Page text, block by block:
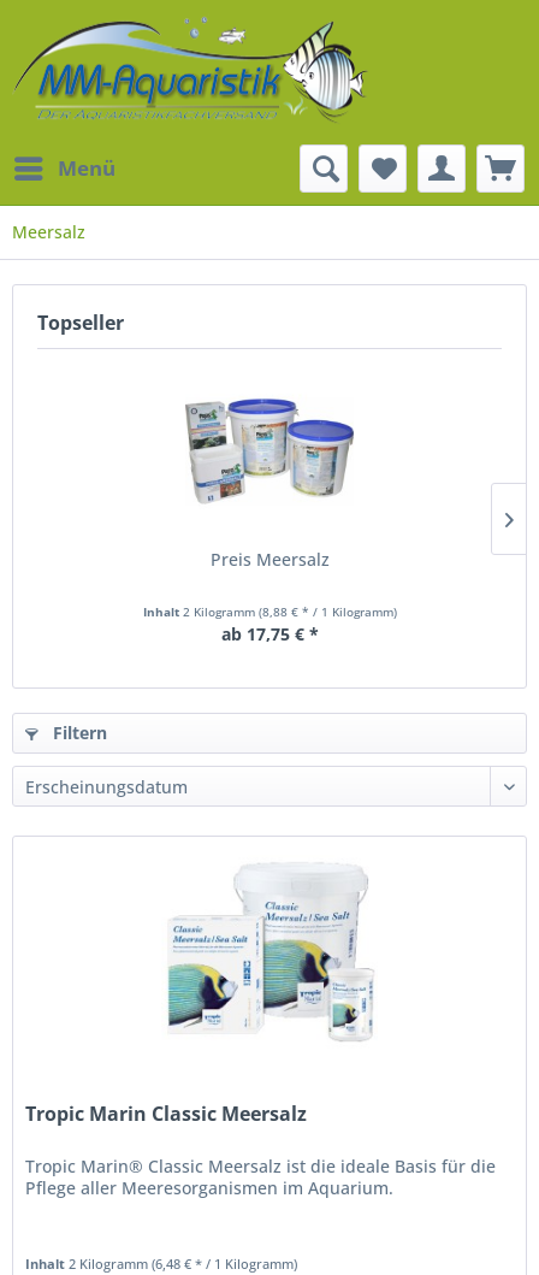
Menü
Meersalz
Topseller
Preis Meersalz
Inhalt 2 Kilogramm (8,88 € * / 1 Kilogramm)
ab 17,75 € *
Filtern
Tropic Marin Classic Meersalz
Tropic Marin® Classic Meersalz ist die ideale Basis für die
Pflege aller Meeresorganismen im Aquarium.
Inhalt2 Kilogramm(6,48 € * / 1 Kilogramm)